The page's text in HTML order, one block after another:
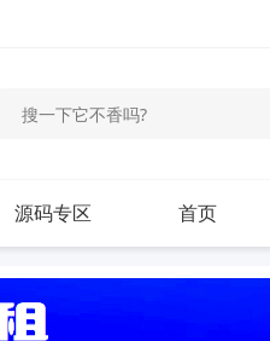
源码专区 首页